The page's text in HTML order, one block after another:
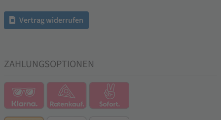
Vertrag widerrufen
ZAHLUNGSOPTIONEN